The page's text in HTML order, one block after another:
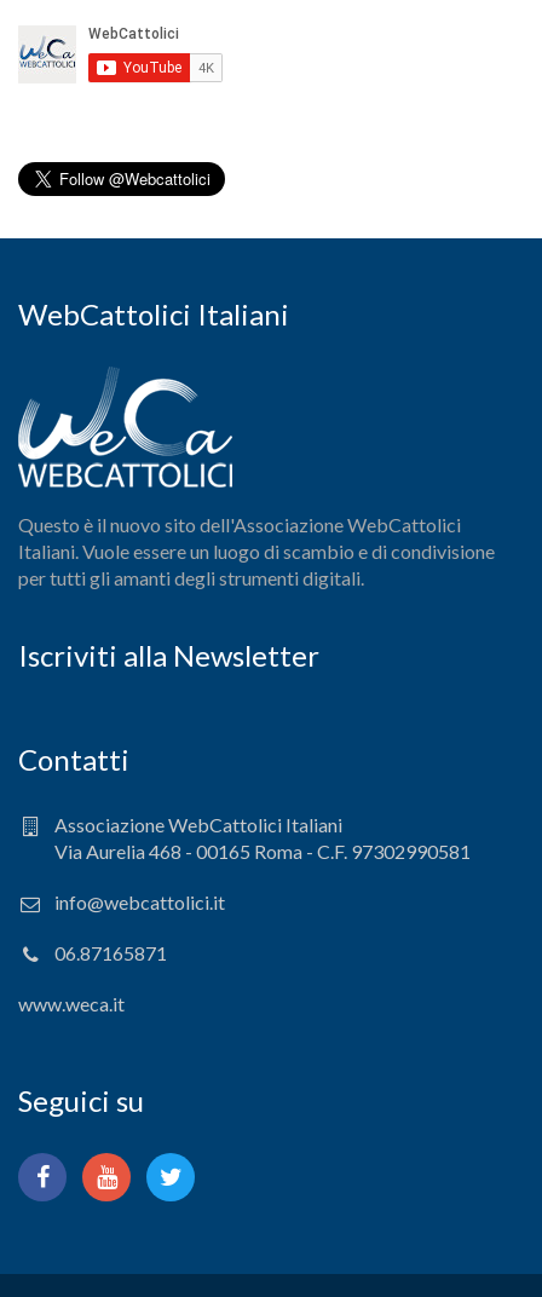
WebCattolici Italiani
Questo è il nuovo sito dell'Associazione WebCattolici
Italiani. Vuole essere un luogo di scambio e di condivisione
per tutti gli amanti degli strumenti digitali.
Iscriviti alla Newsletter
Contatti
Associazione WebCattolici Italiani
Via Aurelia 468 - 00165 Roma - C.F. 97302990581
info@webcattolici.it
06.87165871
www.weca.it
Seguici su